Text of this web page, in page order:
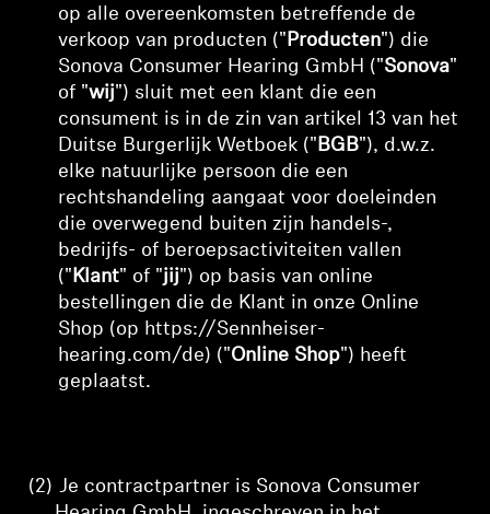
Support
Professioneel
op alle overeenkomsten betreffende de
verkoop van producten ("Producten") die
Sonova Consumer Hearing GmbH ("Sonova"
of "wij") sluit met een klant die een
consument is in de zin van artikel 13 van het
Duitse Burgerlijk Wetboek ("BGB"), d.w.z.
elke natuurlijke persoon die een
rechtshandeling aangaat voor doeleinden
die overwegend buiten zijn handels-,
bedrijfs- of beroepsactiviteiten vallen
("Klant" of "jij") op basis van online
bestellingen die de Klant in onze Online
Shop (op https://Sennheiser-
hearing.com/de) ("Online Shop") heeft
geplaatst.
(2) Je contractpartner is Sonova Consumer